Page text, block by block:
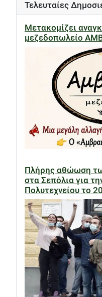
Τελευταίες
Μετακομίζει
μεζεδοπωλείο
Πλήρης αθώωση
στα Σεπόλια για
Πολυτεχνείου το